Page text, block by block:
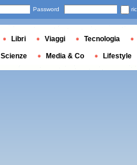
Password
Libri Viaggi Tecnologia
Scienze Media & Co Lifestyle